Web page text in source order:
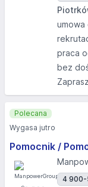
umowa
praca
bez
Pomocnik /
4 900-
Polecana
Wygasa jutro